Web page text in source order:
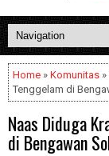
Home » Komunitas
Tenggelam di
Naas Diduga
di Bengawan